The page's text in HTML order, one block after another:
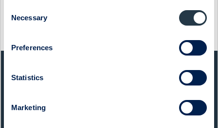
Selection
Necessary
Preferences
Statistics
Marketing
QUICK FACTS
www.generic.se